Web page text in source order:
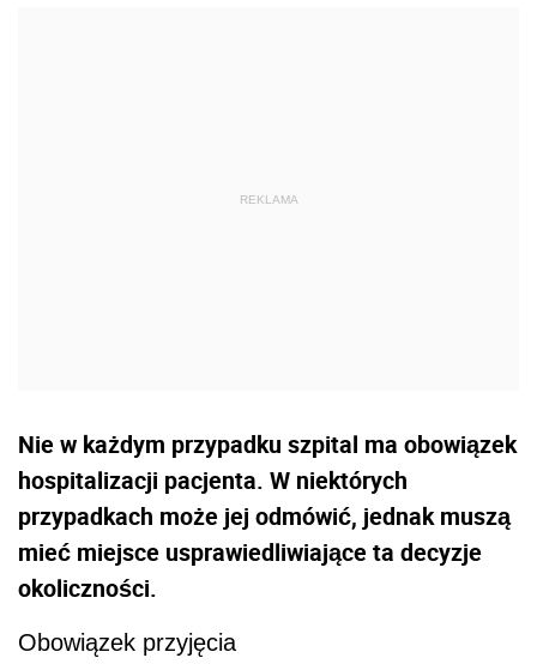
Nie w każdym przypadku szpital ma obowiązek
hospitalizacji pacjenta. W niektórych
przypadkach może jej odmówić, jednak muszą
mieć miejsce usprawiedliwiające ta decyzje
okoliczności.
Obowiązek przyjęcia